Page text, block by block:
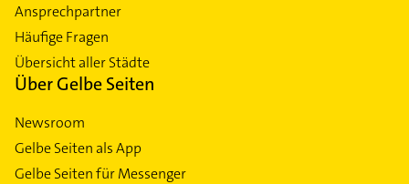
Ansprechpartner
Häufige Fragen
Übersicht aller Städte
Über Gelbe Seiten
Newsroom
Gelbe Seiten als App
Gelbe Seiten für Messenger